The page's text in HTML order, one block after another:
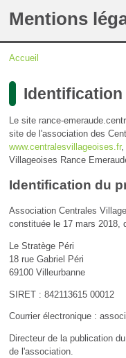
de
principale
Mentions
d'Ariane
Accueil
Identification
Le site rance-
site de l'association des
www.centralesvillageoises.fr,
Villageoises Rance
Identification du
Association Centrales
constituée le 17 mars 2018,
Le Stratège Péri
18 rue Gabriel Péri
69100 Villeurbanne
SIRET : 842113615 00012
Courrier électronique :
Directeur de la publication
de l'association.